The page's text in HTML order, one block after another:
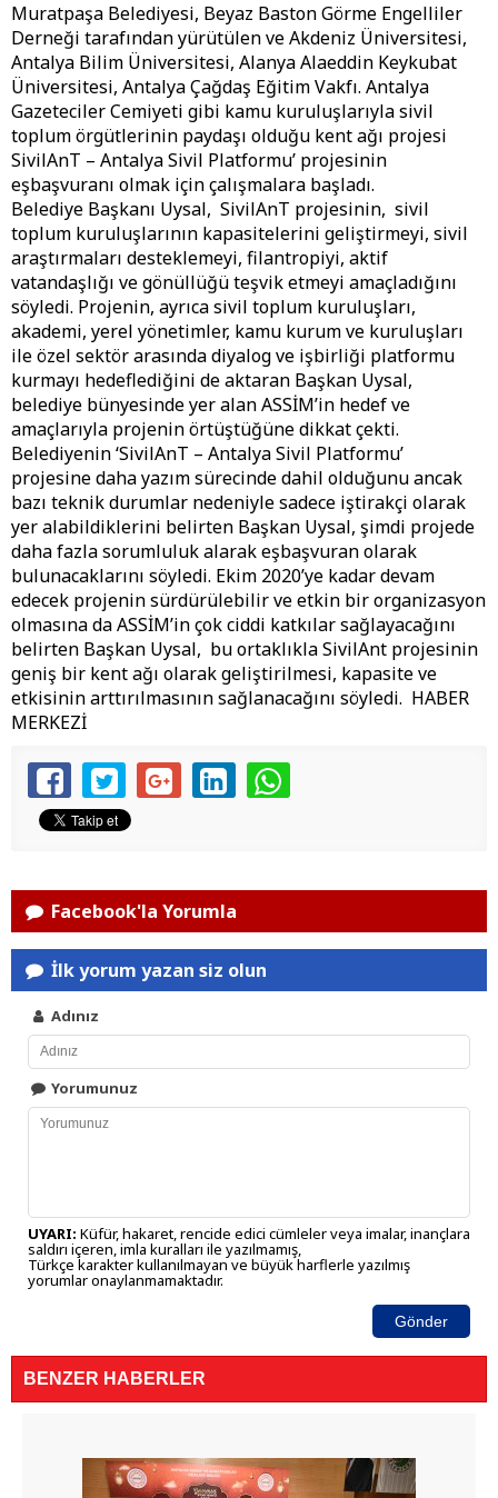
Muratpaşa Belediyesi, Beyaz Baston Görme Engelliler
Derneği tarafından yürütülen ve Akdeniz Üniversitesi,
Antalya Bilim Üniversitesi, Alanya Alaeddin Keykubat
Üniversitesi, Antalya Çağdaş Eğitim Vakfı. Antalya
Gazeteciler Cemiyeti gibi kamu kuruluşlarıyla sivil
toplum örgütlerinin paydaşı olduğu kent ağı projesi
SivilAnT – Antalya Sivil Platformu’ projesinin
eşbaşvuranı olmak için çalışmalara başladı.
Belediye Başkanı Uysal, SivilAnT projesinin, sivil
toplum kuruluşlarının kapasitelerini geliştirmeyi, sivil
araştırmaları desteklemeyi, filantropiyi, aktif
vatandaşlığı ve gönüllüğü teşvik etmeyi amaçladığını
söyledi. Projenin, ayrıca sivil toplum kuruluşları,
akademi, yerel yönetimler, kamu kurum ve kuruluşları
ile özel sektör arasında diyalog ve işbirliği platformu
kurmayı hedeflediğini de aktaran Başkan Uysal,
belediye bünyesinde yer alan ASSİM’in hedef ve
amaçlarıyla projenin örtüştüğüne dikkat çekti.
Belediyenin ‘SivilAnT – Antalya Sivil Platformu’
projesine daha yazım sürecinde dahil olduğunu ancak
bazı teknik durumlar nedeniyle sadece iştirakçi olarak
yer alabildiklerini belirten Başkan Uysal, şimdi projede
daha fazla sorumluluk alarak eşbaşvuran olarak
bulunacaklarını söyledi. Ekim 2020’ye kadar devam
edecek projenin sürdürülebilir ve etkin bir organizasyon
olmasına da ASSİM’in çok ciddi katkılar sağlayacağını
belirten Başkan Uysal, bu ortaklıkla SivilAnt projesinin
geniş bir kent ağı olarak geliştirilmesi, kapasite ve
etkisinin arttırılmasının sağlanacağını söyledi. HABER
MERKEZİ
Facebook'la Yorumla
İlk yorum yazan siz olun
Adınız
Yorumunuz
UYARI: Küfür, hakaret, rencide edici cümleler veya imalar, inançlara
saldırı içeren, imla kuralları ile yazılmamış,
Türkçe karakter kullanılmayan ve büyük harflerle yazılmış
yorumlar onaylanmamaktadır.
Gönder
BENZER HABERLER